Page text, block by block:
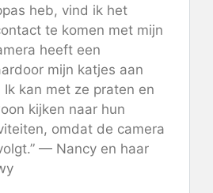
heb, vind ik het
te komen met mijn
heeft een
mijn katjes aan
Ik kan met ze praten en
kijken naar hun
omdat de camera
— Nancy en haar